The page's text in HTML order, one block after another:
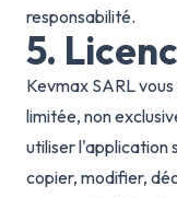
responsabilité.
5.
Kevmax SARL
limitée, non
utiliser l'application
copier, modifier,